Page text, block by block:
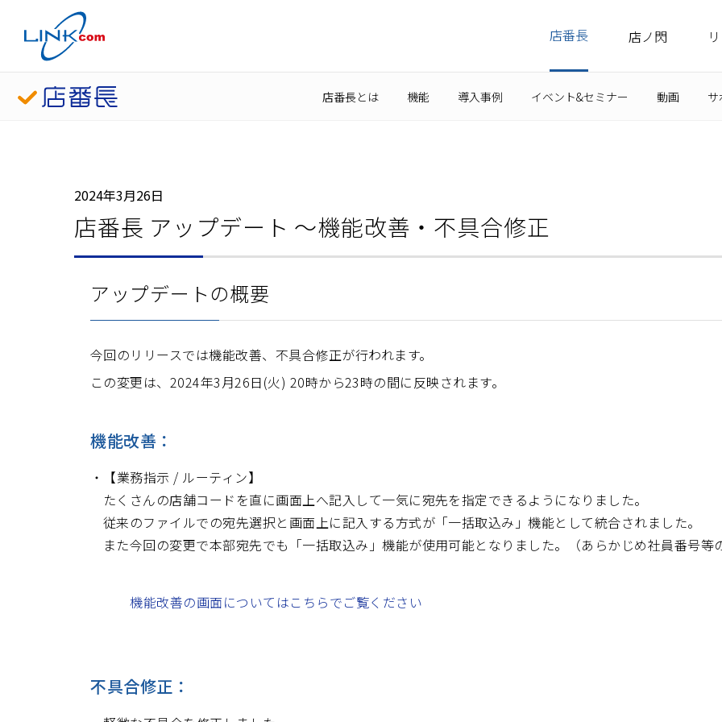
店番長 店ノ閃
店番長とは 機能 導入事例 イベント&セミナー 動画 サ
2024年3月26日
店番長 アップデート 〜機能改善・不具合修正
アップデートの概要
今回のリリースでは機能改善、不具合修正が行われます。
この変更は、2024年3月26日(火) 20時から23時の間に反映されます。
機能改善：
【業務指示 / ルーティン】
たくさんの店舗コードを直に画面上へ記入して一気に宛先を指定できるようになりました。
従来のファイルでの宛先選択と画面上に記入する方式が「一括取込み」機能として統合されました。
また今回の変更で本部宛先でも「一括取込み」機能が使用可能となりました。（あらかじめ社員番号等
機能改善の画面についてはこちらでご覧ください
不具合修正：